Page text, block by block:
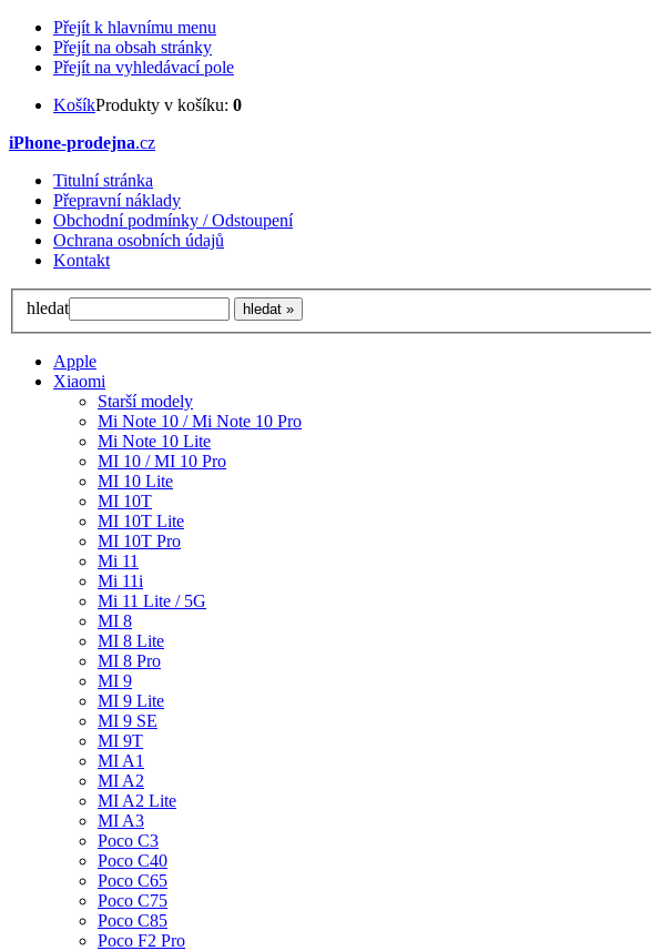
Přejít k hlavnímu menu
Přejít na obsah stránky
Přejít na vyhledávací pole
KošíkProdukty v košíku: 0
iPhone-prodejna.cz
Titulní stránka
Přepravní náklady
Obchodní podmínky / Odstoupení
Ochrana osobních údajů
Kontakt
hledat
Apple
Xiaomi
Starší modely
Mi Note 10 / Mi Note 10 Pro
Mi Note 10 Lite
MI 10 / MI 10 Pro
MI 10 Lite
MI 10T
MI 10T Lite
MI 10T Pro
Mi 11
Mi 11i
Mi 11 Lite / 5G
MI 8
MI 8 Lite
MI 8 Pro
MI 9
MI 9 Lite
MI 9 SE
MI 9T
MI A1
MI A2
MI A2 Lite
MI A3
Poco C3
Poco C40
Poco C65
Poco C75
Poco C85
Poco F2 Pro